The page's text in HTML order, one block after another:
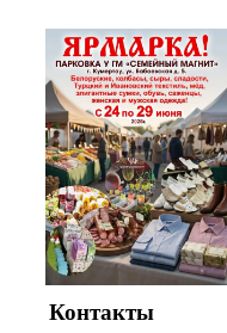
Контакты